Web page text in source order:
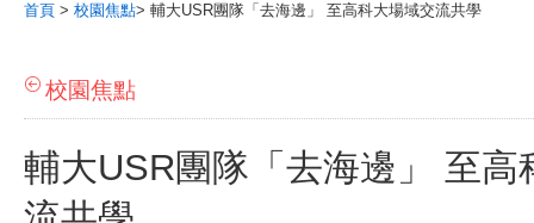
首頁 > 校園焦點> 輔大USR團隊「去海邊」 至高科大場域交流共學
校園焦點
輔大USR團隊「去海邊」 至高